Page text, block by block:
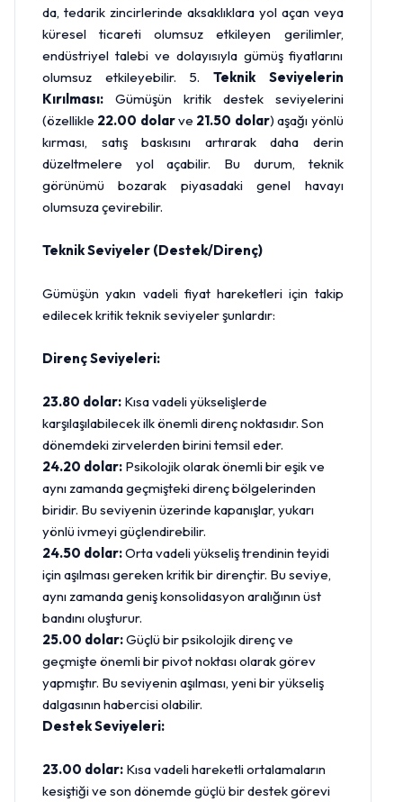
da, tedarik zincirlerinde aksaklıklara yol açan veya
küresel ticareti olumsuz etkileyen gerilimler,
endüstriyel talebi ve dolayısıyla gümüş fiyatlarını
olumsuz etkileyebilir. 5. Teknik Seviyelerin
Kırılması: Gümüşün kritik destek seviyelerini
(özellikle 22.00 dolarve 21.50 dolar) aşağı yönlü
kırması, satış baskısını artırarak daha derin
düzeltmelere yol açabilir. Bu durum, teknik
görünümü bozarak piyasadaki genel havayı
olumsuza çevirebilir.
Teknik Seviyeler (Destek/Direnç)
Gümüşün yakın vadeli fiyat hareketleri için takip
edilecek kritik teknik seviyeler şunlardır:
Direnç Seviyeleri:
23.80 dolar: Kısa vadeli yükselişlerde
karşılaşılabilecek ilk önemli direnç noktasıdır. Son
dönemdeki zirvelerden birini temsil eder.
24.20 dolar: Psikolojik olarak önemli bir eşik ve
aynı zamanda geçmişteki direnç bölgelerinden
biridir. Bu seviyenin üzerinde kapanışlar, yukarı
yönlü ivmeyi güçlendirebilir.
24.50 dolar:Orta vadeli yükseliş trendinin teyidi
için aşılması gereken kritik bir dirençtir. Bu seviye,
aynı zamanda geniş konsolidasyon aralığının üst
bandını oluşturur.
25.00 dolar:Güçlü bir psikolojik direnç ve
geçmişte önemli bir pivot noktası olarak görev
yapmıştır. Bu seviyenin aşılması, yeni bir yükseliş
dalgasının habercisi olabilir.
Destek Seviyeleri:
23.00 dolar: Kısa vadeli hareketli ortalamaların
kesiştiği ve son dönemde güçlü bir destek görevi